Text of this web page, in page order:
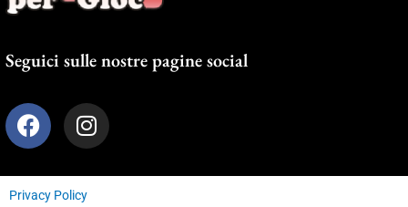
Seguici sulle nostre pagine social
F
a
e
I
n
t
Privacy Policy